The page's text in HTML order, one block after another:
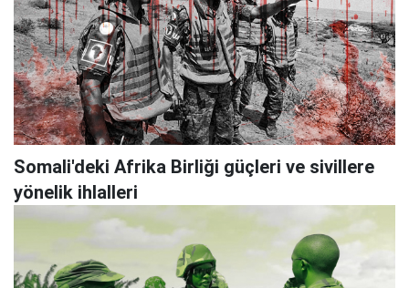
Somali'deki Afrika Birliği güçleri ve sivillere
yönelik ihlalleri